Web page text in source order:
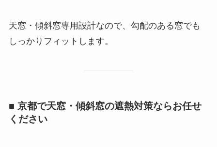
天窓・傾斜窓専用設計なので、勾配のある窓でも
しっかりフィットします。
■ 京都で天窓・傾斜窓の遮熱対策ならお任せ
ください